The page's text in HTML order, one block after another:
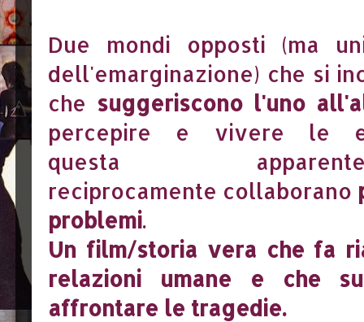
Due mondi opposti (ma
dell'emarginazione) che si
che suggeriscono l'uno
percepire e vivere le
questa
reciprocamente collaborano
problemi.
Un film/storia vera che fa
relazioni umane e che
affrontare le tragedie.